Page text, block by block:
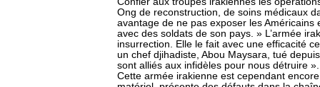
Ong de reconstruction, de soins médicaux
avantage de ne pas exposer les
avec des soldats de son pays. » L’armée
insurrection. Elle le fait avec une efficacité
un chef djihadiste, Abou Maysara, tué
sont alliés aux infidèles pour nous détruire ».
Cette armée irakienne est cependant